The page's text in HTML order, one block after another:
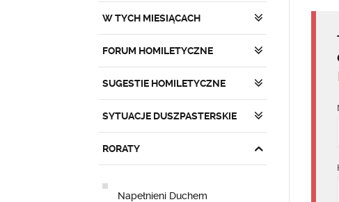
W TYCH MIESIĄCACH
FORUM HOMILETYCZNE
SUGESTIE HOMILETYCZNE
SYTUACJE DUSZPASTERSKIE
RORATY
Napełnieni Duchem